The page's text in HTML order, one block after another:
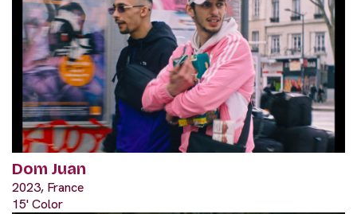
Dom Juan
2023, France
15' Color